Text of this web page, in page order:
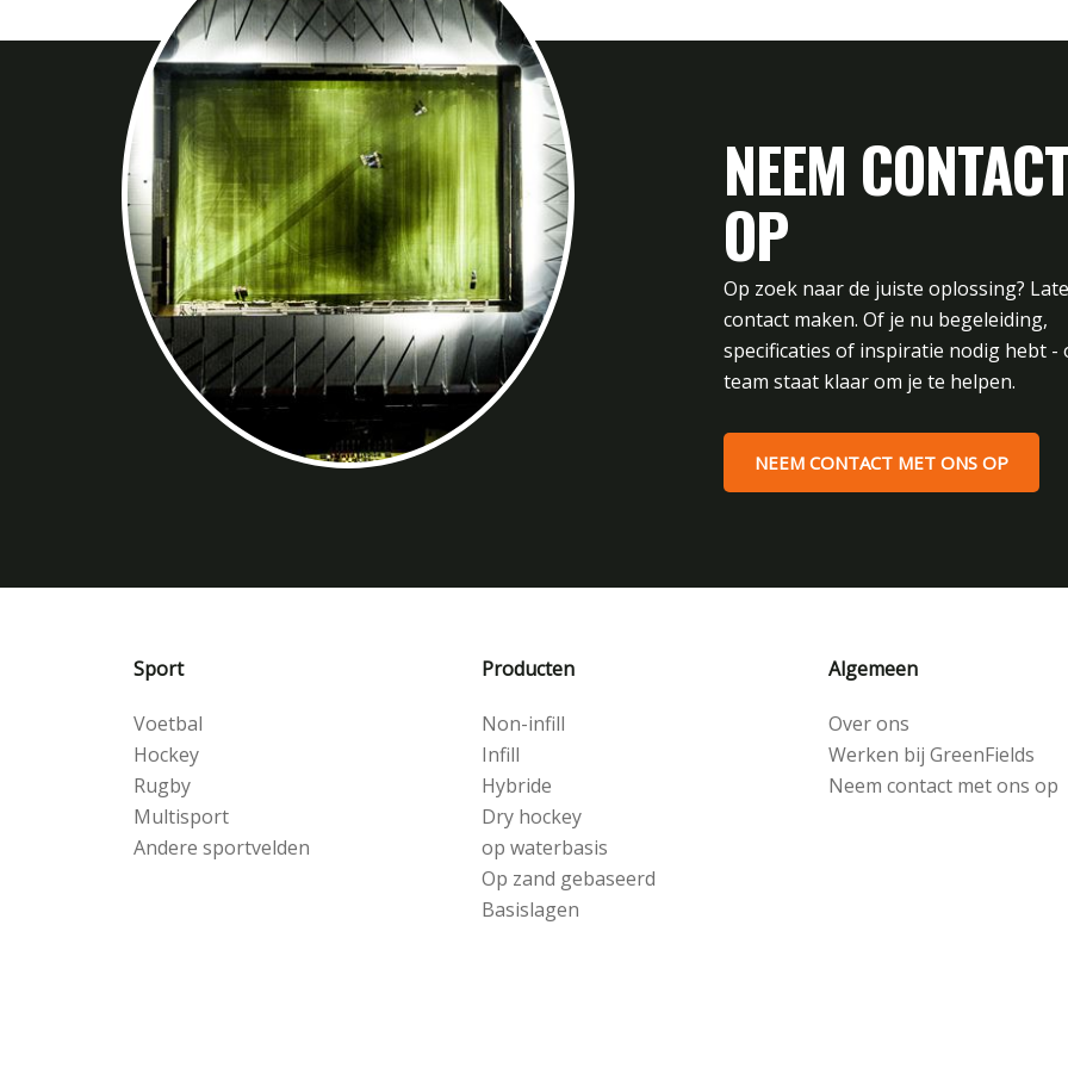
NEEM
OP
Op zoek naar de juiste oplossing?
contact maken. Of je nu begeleiding,
specificaties of inspiratie nodig hebt -
team staat klaar om je te helpen.
NEEM CONTACT MET ONS OP
Sport
Voetbal
Hockey
Rugby
Multisport
Andere sportvelden
Producten
Non-infill
Infill
Hybride
Dry hockey
op waterbasis
Op zand gebaseerd
Basislagen
Algemeen
Over ons
Werken bij GreenFields
Neem contact met ons op